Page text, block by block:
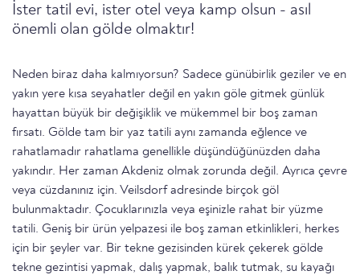
İster tatil evi, ister otel veya kamp olsun - asıl
önemli olan gölde olmaktır!
Neden biraz daha kalmıyorsun? Sadece günübirlik geziler ve en
yakın yere kısa seyahatler değil en yakın göle gitmek günlük
hayattan büyük bir değişiklik ve mükemmel bir boş zaman
fırsatı. Gölde tam bir yaz tatili aynı zamanda eğlence ve
rahatlamadır rahatlama genellikle düşündüğünüzden daha
yakındır. Her zaman Akdeniz olmak zorunda değil. Ayrıca çevre
veya cüzdanınız için. Veilsdorf adresinde birçok göl
bulunmaktadır. Çocuklarınızla veya eşinizle rahat bir yüzme
tatili. Geniş bir ürün yelpazesi ile boş zaman etkinlikleri, herkes
için bir şeyler var. Bir tekne gezisinden kürek çekerek gölde
tekne gezintisi yapmak, dalış yapmak, balık tutmak, su kayağı